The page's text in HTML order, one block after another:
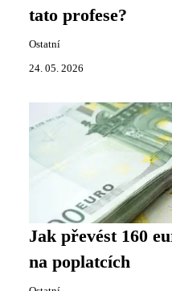
tato profese?
Ostatní
24. 05. 2026
Jak převést 160
na poplatcích